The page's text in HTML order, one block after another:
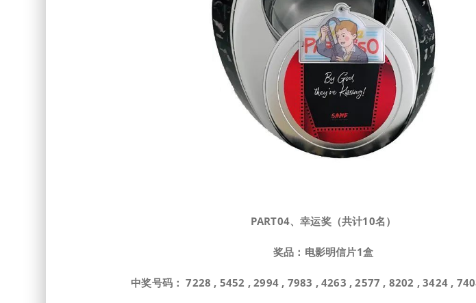
PART04、幸运奖（共计10名）
奖品：电影明信片1盒
中奖号码： 7228 , 5452 , 2994 , 7983 , 4263 , 2577 , 8202 , 3424 ,